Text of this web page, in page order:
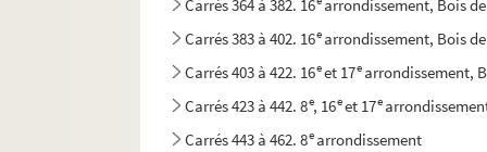
Carrés 364 à 382. 16 arrondissement, Bois
Carrés 383 à 402. 16earrondissement, Bois
Carrés 403 à 422. 16eet 17earrondissement,
Carrés 423 à 442. 8e, 16eet 17e
Carrés 443 à 462. 8earrondissement